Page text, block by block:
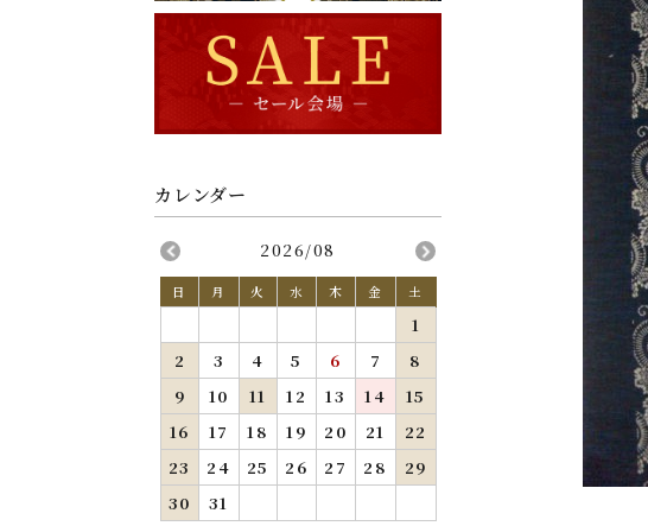
2026/08
日 月 火 水 木 金 土
1
2
3 4 5 6 7
8
9
10 11 12 13 14
15
16
17 18 19 20 21
22
23
24 25 26 27 28
29
30
31